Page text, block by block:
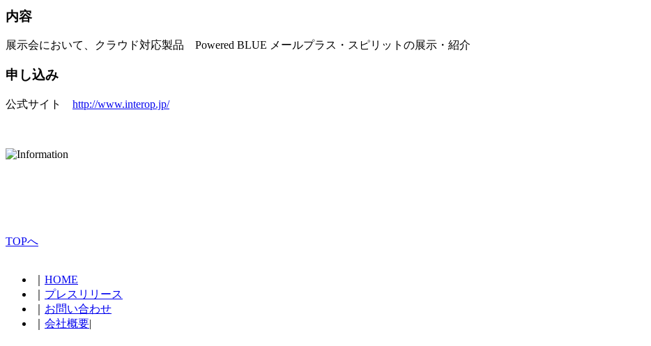
内容
展示会において、クラウド対応製品 Powered BLUE メールプラス・スピリットの展示・紹介
申し込み
公式サイト http://www.interop.jp/
TOPへ
HOME
プレスリリース
お問い合わせ
会社概要|